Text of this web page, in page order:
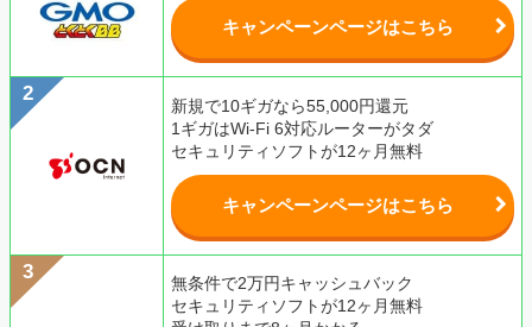
キャンペーンページはこちら
新規で10ギガなら55,000円還元
1ギガはWi-Fi 6対応ルーターがタダ
セキュリティソフトが12ヶ月無料
キャンペーンページはこちら
無条件で2万円キャッシュバック
セキュリティソフトが12ヶ月無料